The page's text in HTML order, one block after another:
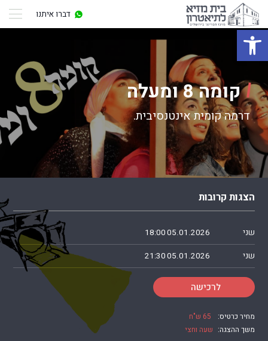
פתח סרגל נגישות
דברו איתנו
קומה 8 ומעלה
דרמה קומית אינטנסיבית.
הצגות קרובות
שני 05.01.2026
18:00
שני
05.01.2026
21:30
לרכישה
מחיר כרטיס:
65 ש"ח
משך ההצגה: שעה וחצי